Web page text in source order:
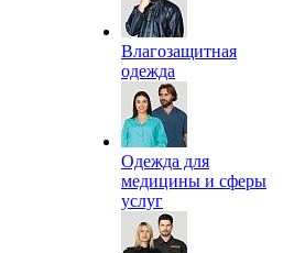
Влагозащитная
одежда
Одежда для
медицины и сферы
услуг